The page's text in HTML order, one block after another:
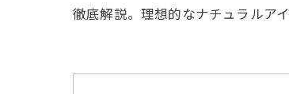
徹底解説。理想的なナチュラルア